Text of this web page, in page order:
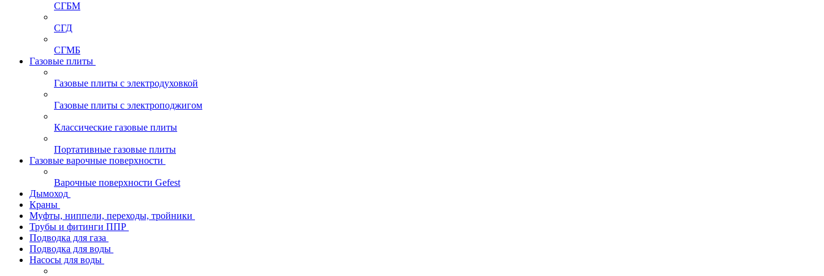
СГБМ
СГД
СГМБ
Газовые плиты
Газовые плиты с электродуховкой
Газовые плиты с электроподжигом
Классические газовые плиты
Портативные газовые плиты
Газовые варочные поверхности
Варочные поверхности Gefest
Дымоход
Краны
Муфты, ниппели, переходы, тройники
Трубы и фитинги ППР
Подводка для газа
Подводка для воды
Насосы для воды